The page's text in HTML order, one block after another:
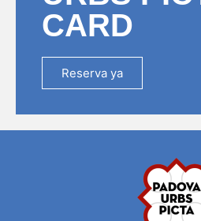
CARD
Reserva ya